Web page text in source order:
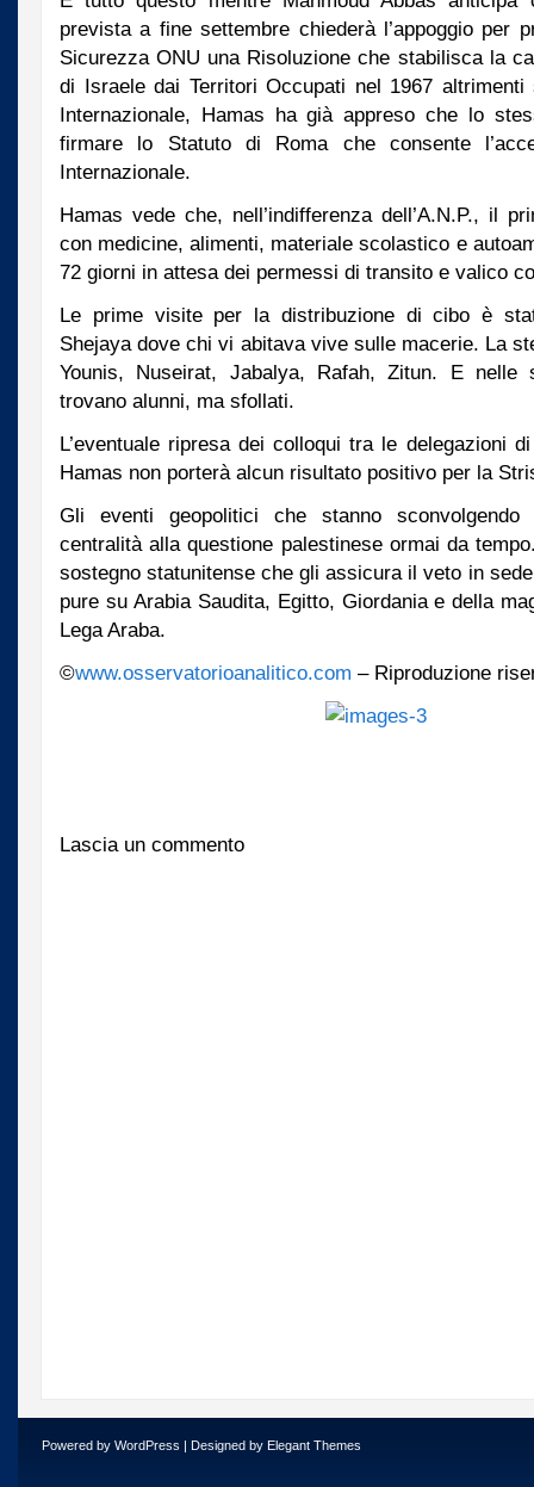
prevista a fine settembre chiederà l’appoggio per
Sicurezza ONU una Risoluzione che stabilisca la
di Israele dai Territori Occupati nel 1967
Internazionale, Hamas ha già appreso che lo
firmare lo Statuto di Roma che consente
Internazionale.
Hamas vede che, nell’indifferenza dell’A.N.P., il
con medicine, alimenti, materiale scolastico e
72 giorni in attesa dei permessi di transito e valico
Le prime visite per la distribuzione di cibo è
Shejaya dove chi vi abitava vive sulle macerie. La
Younis, Nuseirat, Jabalya, Rafah, Zitun. E nelle
trovano alunni, ma sfollati.
L’eventuale ripresa dei colloqui tra le delegazioni
Hamas non porterà alcun risultato positivo per la
Gli eventi geopolitici che stanno
centralità alla questione palestinese ormai da
sostegno statunitense che gli assicura il veto in
pure su Arabia Saudita, Egitto, Giordania e della
Lega Araba.
©www.osservatorioanalitico.com – Riproduzione
Lascia un commento
Powered by WordPress | Designed by Elegant Themes